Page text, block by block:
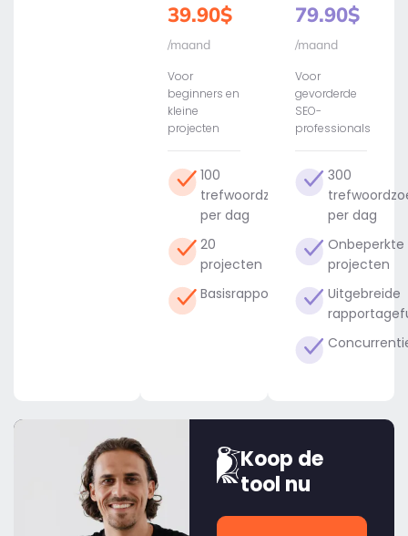
39.90$
/maand
Voor
beginners en
kleine
projecten
100
trefwoordzoekopdrachten
per dag
20
projecten
Basisrapportage
79.90$
/maand
Voor
gevorderde
SEO-
professionals
300
per dag
Onbeperkte
projecten
Uitgebreide
Koop de
tool nu